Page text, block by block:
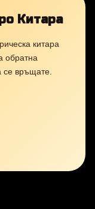
Китара
китара
обратна
се връщате.